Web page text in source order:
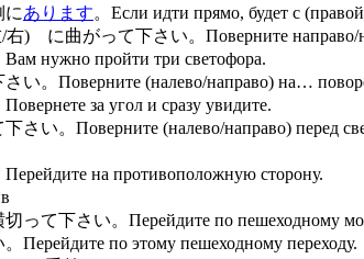
あります。Если идти прямо, будет с
に曲がって下さい。Поверните направо/
нужно пройти три светофора.
。Поверните (налево/направо) на…
за угол и сразу увидите.
い。Поверните (налево/направо) перед
на противоположную сторону.
て下さい。Перейдите по пешеходному
Перейдите по этому пешеходному переходу.